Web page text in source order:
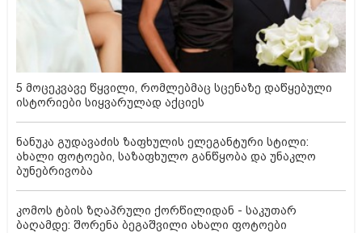
5 მოცეკვავე წყვილი, რომლებმაც სცენაზე დაწყებული
ისტორიები სიყვარულად აქციეს
ნანუკა გუდავაძის ზაფხულის ელეგანტური სტილი:
ახალი ფოტოები, საზაფხულო განწყობა და უნაკლო
ბუნებრივობა
კომოს ტბის ზღაპრული ქორწილიდან - საკუთარ
ბაღამდე: შორენა ბეგაშვილი ახალი ფოტოები